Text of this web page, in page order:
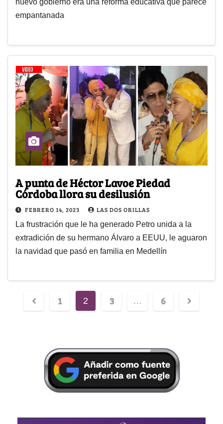
nuevo gobierno era una reforma educativa que parece
empantanada
A punta de Héctor Lavoe Piedad
Córdoba llora su desilusión
FEBRERO 14, 2023 LAS DOS ORILLAS
La frustración que le ha generado Petro unida a la
extradición de su hermano Álvaro a EEUU, le aguaron
la navidad que pasó en familia en Medellín
1 2 3 … 6